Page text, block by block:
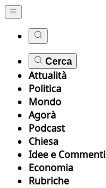
Cerca
Attualità
Politica
Mondo
Agorà
Podcast
Chiesa
Idee e Commenti
Economia
Rubriche